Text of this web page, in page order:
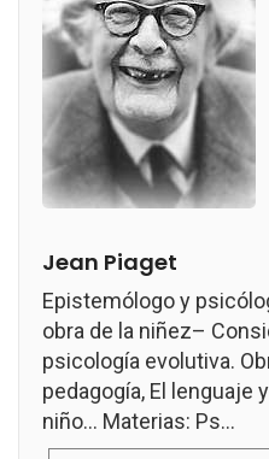
Jean Piaget
Epistemólogo y
obra de la niñez–
psicología evolutiva.
pedagogía, El lenguaje
niño... Materias: Ps...